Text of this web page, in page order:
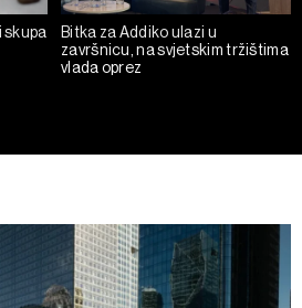
su HD-WIN ARENA SPORT
o podacima koje obrađujemo kao i
negativnih posljedica.
skupa
Bitka za Addiko ulazi u
završnicu, na svjetskim tržištima
vlada oprez